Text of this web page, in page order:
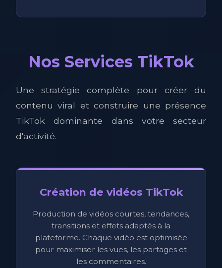
Nos Services TikTok
Une stratégie complète pour créer du
contenu viral et construire une présence
TikTok dominante dans votre secteur
d'activité.
Création de vidéos TikTok
Production de vidéos courtes, tendances,
transitions et effets adaptés à la
plateforme. Chaque vidéo est optimisée
pour maximiser les vues, les partages et
les commentaires.